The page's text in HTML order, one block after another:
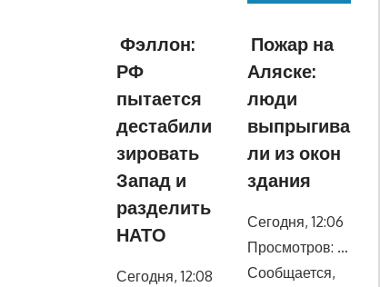
Фэллон:
РФ
пытается
дестабили
зировать
Запад и
разделить
НАТО
Сегодня, 12:08
Пожар на
Аляске:
люди
выпрыгива
ли из окон
здания
Сегодня, 12:06
Просмотров: …
Сообщается,